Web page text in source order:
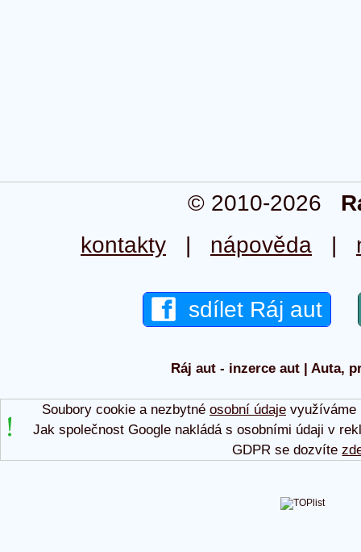
© 2010-2026
kontakty | nápověda |
sdílet Ráj aut
Ráj aut - inzerce aut | Auta,
Soubory cookie a nezbytné osobní údajevyužíváme
Jak společnost Google nakládá s osobními údaji v
GDPR se dozvíte